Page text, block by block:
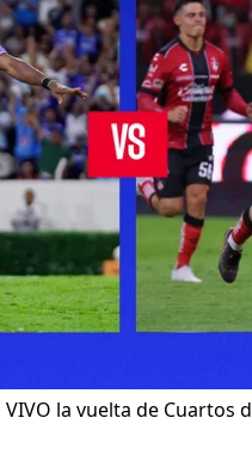
la vuelta de Cuartos